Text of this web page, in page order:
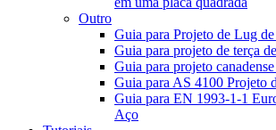
Outro
Guia para Projeto de Lug
Guia para projeto de terça
Guia para projeto
Guia para AS 4100 Projeto
Guia para EN 1993-1-1
Aço